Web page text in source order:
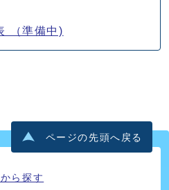
（準備中)
ページの先頭へ戻る
ら探す